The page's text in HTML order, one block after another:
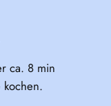
ca. 8 min
kochen.